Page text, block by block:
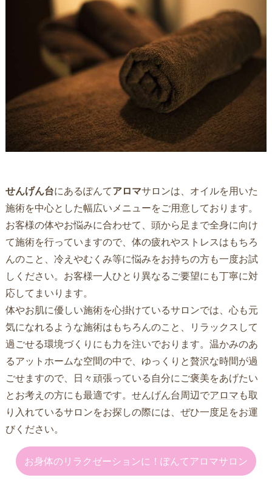
せんげん台にあるぽんてアロマサロンは、オイルを用いた
施術を中心とした幅広いメニューをご用意しております。
お客様の体やお悩みに合わせて、頭から足まで全身に向け
て施術を行っていますので、体の疲れやストレスはもちろ
んのこと、冷えやむくみ等に悩みをお持ちの方も一度お試
しください。お客様一人ひとり異なるご要望にも丁寧に対
応してまいります。
体やお肌に優しい施術を心掛けているサロンでは、心も元
気になれるような施術はもちろんのこと、リラックスして
過ごせる環境づくりにも力を注いでおります。温かみのあ
るアットホームな空間の中で、ゆっくりと贅沢な時間が過
ごせますので、日々頑張っている自分にご褒美をあげたい
とお考えの方にも最適です。 せんげん台周辺でアロマも取
り入れているサロンをお探しの際には、ぜひ一度足をお運
びください。
お身体のリラクゼーションに！ぽんてアロマサロン